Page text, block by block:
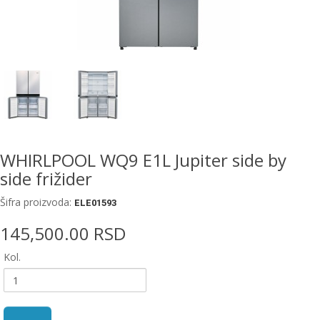
računari
Pribor
za
Alati
i
radionica
WHIRLPOOL WQ9 E1L Jupiter side by
side frižider
Šifra proizvoda: ELE01593
145,500.00 RSD
Kol.